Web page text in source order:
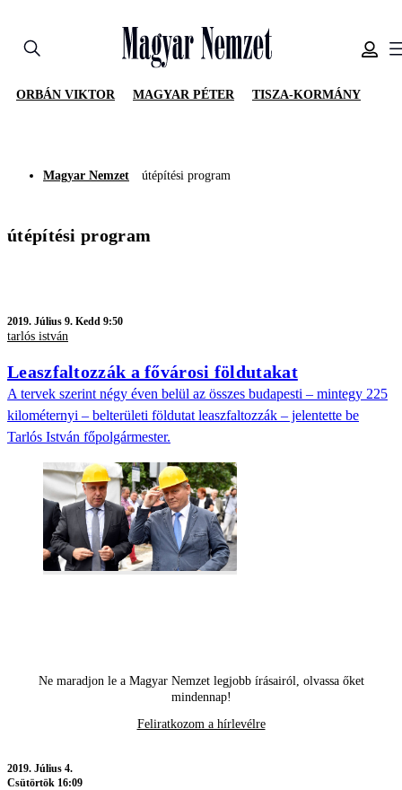
ORBÁN VIKTOR MAGYAR PÉTER TISZA-KORMÁNY
Magyar Nemzet útépítési program
útépítési program
2019. Július 9. Kedd 9:50
tarlós istván
Leaszfaltozzák a fővárosi földutakat
A tervek szerint négy éven belül az összes budapesti – mintegy 225
kilométernyi – belterületi földutat leaszfaltozzák – jelentette be
Tarlós István főpolgármester.
Ne maradjon le a Magyar Nemzet legjobb írásairól, olvassa őket
mindennap!
Feliratkozom a hírlevélre
2019. Július 4.
Csütörtök 16:09